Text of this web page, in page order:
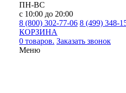
ПН-ВС
с 10:00 до 20:00
8 (800) 302-77-06 8 (499) 348-
КОРЗИНА
0 товаров. Заказать звонок
Меню